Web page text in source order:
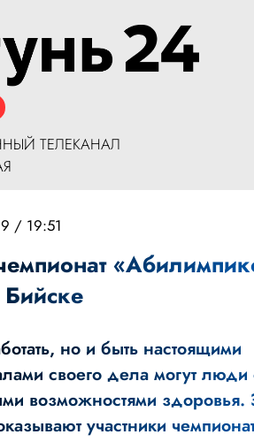
ТЕЛЕКАНАЛ
/ 19:51
но и быть настоящими
своего дела могут люди
возможностями здоровья.
участники